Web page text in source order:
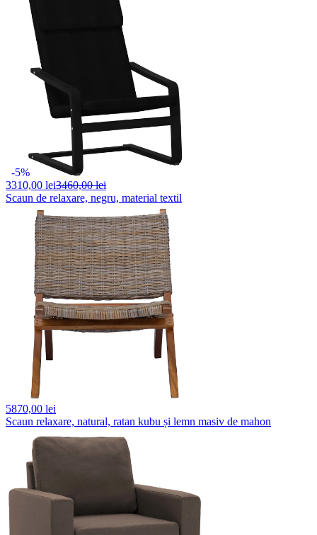
-5%
3310,00 lei3460,00 lei
Scaun de relaxare, negru, material textil
5870,00 lei
Scaun relaxare, natural, ratan kubu și lemn masiv de mahon